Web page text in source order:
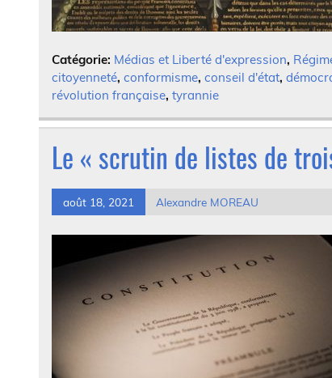
Catégorie: Médias et Liberté d'expression,
citoyenneté,conformisme,conseil d'état,
révolution française,tyrannie
Le « scrutin de listes de
août 18, 2021 Alexandre MOREAU